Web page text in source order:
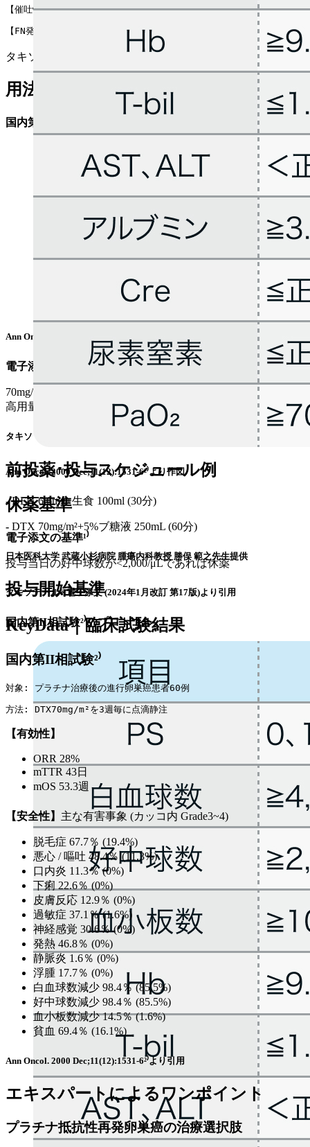
Ann Oncol. 2000 Dec;11(12):1531-6²⁾より作図
休薬基準
電子添文の基準¹⁾
投与当日の好中球数が<2,000/μLであれば休薬
タキソテール®電子添文 (2024年1月改訂 第17版)より引用
KeyData｜臨床試験結果
国内第II相試験²⁾
対象: プラチナ治療後の進行卵巣癌患者60例
方法: DTX70mg/m²を3週毎に点滴静注
【有効性】
ORR 28%
mTTR 43日
mOS 53.3週
【安全性】 主な有害事象 (カッコ内 Grade3~4)
脱毛症 67.7％ (19.4%)
悪心 / 嘔吐 48.4％ (11.3%)
口内炎 11.3％ (0%)
下痢 22.6％ (0%)
皮膚反応 12.9％ (0%)
過敏症 37.1％ (1.6%)
神経感覚 30.6％ (0%)
発熱 46.8％ (0%)
静脈炎 1.6％ (0%)
浮腫 17.7％ (0%)
白血球数減少 98.4％ (85.5%)
好中球数減少 98.4％ (85.5%)
血小板数減少 14.5％ (1.6%)
貧血 69.4％ (16.1%)
Ann Oncol. 2000 Dec;11(12):1531-6²⁾より引用
エキスパートによるワンポイント
プラチナ抵抗性再発卵巣癌の治療選択肢
【催吐性】 軽度催吐性
【FN発症】高リスク (>20%)
タキソテール® (
用法用量
国内第II相試験²⁾のプロトコル
Ann Oncol. 2000 Dec;11(12):1531-6²⁾より作図
電子添文¹⁾の用法および用量
70mg/m²を1時間以上かけて3～4週間間隔で点滴静注､ 1回最
高用量は75mg/m²
タキソテール®電子添文 (2024年1月改訂 第17版)¹⁾より引用
前投薬･投与スケジュール例
-DEX 6.6mg+生食 100ml (30分)
- DTX 70mg/m²+5%ブ糖液 250mL (60分)
日本医科大学 武蔵小杉病院 腫瘍内科教授 勝俣 範之先生提供
投与開始基準
国内第II相試験²⁾のプロトコル